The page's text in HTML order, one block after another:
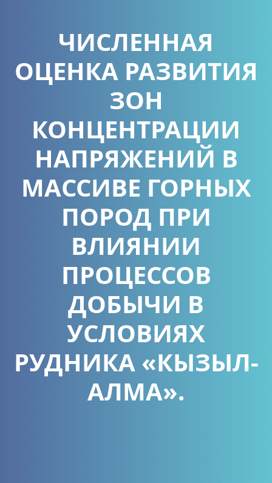
ЧИСЛЕННАЯ
ОЦЕНКА РАЗВИТИЯ
ЗОН
КОНЦЕНТРАЦИИ
НАПРЯЖЕНИЙ В
МАССИВЕ ГОРНЫХ
ПОРОД ПРИ
ВЛИЯНИИ
ПРОЦЕССОВ
ДОБЫЧИ В
УСЛОВИЯХ
РУДНИКА «КЫЗЫЛ-
АЛМА».